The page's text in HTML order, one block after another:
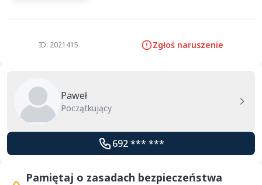
ID: 2021415 Zgłoś naruszenie
Paweł
Początkujący
692 *** ***
Pamiętaj o zasadach bezpieczeństwa